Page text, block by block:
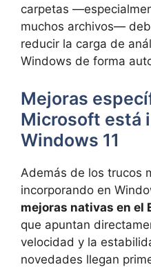
carpetas
muchos archivos—
reducir la carga de
Windows de forma
Mejoras
Microsoft está
Windows 11
Además de los trucos
incorporando en
mejoras nativas en el
que apuntan
velocidad y la
novedades llegan